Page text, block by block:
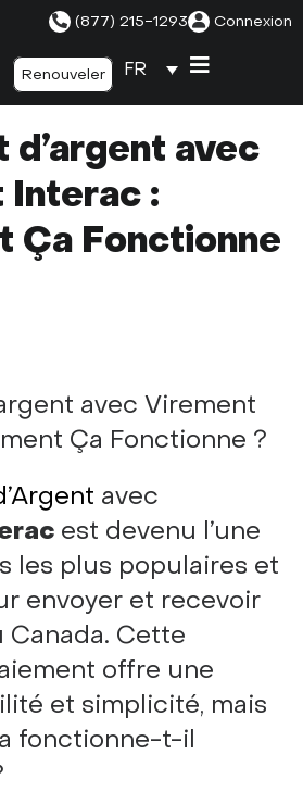
(877) 215-1293 Connexion
Renouveler FR
avec
:
Ça Fonctionne
avec
est devenu l’une
les plus populaires et
envoyer et recevoir
Canada. Cette
offre une
et simplicité, mais
fonctionne-t-il